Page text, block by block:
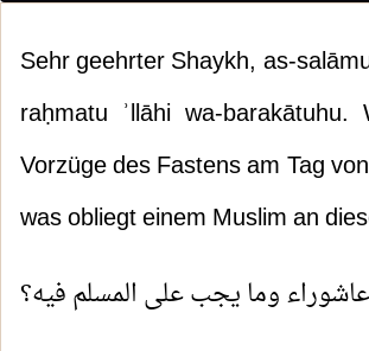
Sehr geehrter Shaykh, as-
raḥmatu ʾllāhi wa-
Vorzüge des Fastens am Tag
was obliegt einem Muslim an
وما يجب على المسلم فيه؟